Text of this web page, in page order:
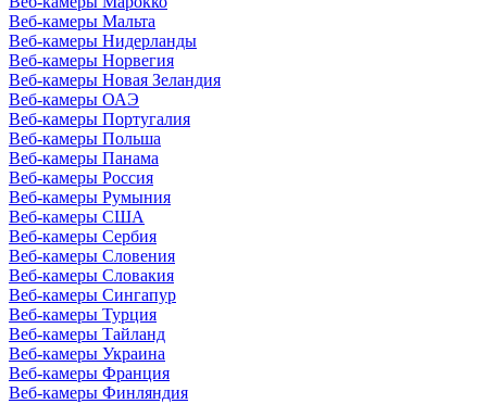
Веб-камеры Мальта
Веб-камеры Нидерланды
Веб-камеры Норвегия
Веб-камеры Новая Зеландия
Веб-камеры ОАЭ
Веб-камеры Португалия
Веб-камеры Польша
Веб-камеры Панама
Веб-камеры Россия
Веб-камеры Румыния
Веб-камеры США
Веб-камеры Сербия
Веб-камеры Словения
Веб-камеры Словакия
Веб-камеры Сингапур
Веб-камеры Турция
Веб-камеры Тайланд
Веб-камеры Украина
Веб-камеры Франция
Веб-камеры Финляндия